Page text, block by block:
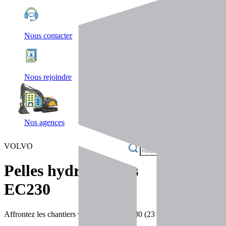
Nous contacter
Nous rejoindre
Nos agences
VOLVO
Pelles hydrauliques
EC230
Affrontez les chantiers variés avec l’EC230 (23 t), moteur Stage V,